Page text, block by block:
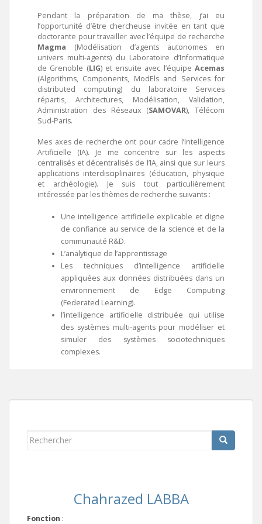
Pendant la préparation de ma thèse, j’ai eu
l’opportunité d’être chercheuse invitée en tant que
doctorante pour travailler avec l’équipe de recherche
Magma (Modélisation d’agents autonomes en
univers multi-agents) du Laboratoire d’Informatique
de Grenoble (LIG) et ensuite avec l’équipeAcemas
(Algorithms, Components, ModEls and Services for
distributed computing) du laboratoire Services
répartis, Architectures, Modélisation, Validation,
Administration des Réseaux (SAMOVAR), Télécom
Sud-Paris.
Mes axes de recherche ont pour cadre l’Intelligence
Artificielle (IA). Je me concentre sur les aspects
centralisés et décentralisés de l’IA, ainsi que sur leurs
applications interdisciplinaires (éducation, physique
et archéologie). Je suis tout particulièrement
intéressée par les thèmes de recherche suivants :
Une intelligence artificielle explicable et digne
de confiance au service de la science et de la
communauté R&D.
L’analytique de l’apprentissage
Les techniques d’intelligence artificielle
appliquées aux données distribuées dans un
environnement de Edge Computing
(Federated Learning).
l’intelligence artificielle distribuée qui utilise
des systèmes multi-agents pour modéliser et
simuler des systèmes sociotechniques
complexes.
Rechercher...
Chahrazed LABBA
Fonction :